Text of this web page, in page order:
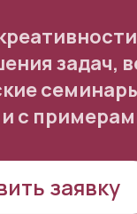
задач,
и с
заявку